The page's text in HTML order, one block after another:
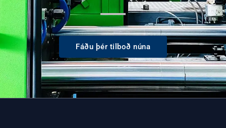
Fáðu þér tilboð núna